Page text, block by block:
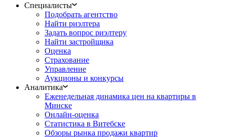
Специалисты
Подобрать агентство
Найти риэлтера
Задать вопрос риэлтеру
Найти застройщика
Оценка
Страхование
Управление
Аукционы и конкурсы
Аналитика
Еженедельная динамика цен на квартиры в
Минске
Онлайн-оценка
Статистика в Витебске
Обзоры рынка продажи квартир